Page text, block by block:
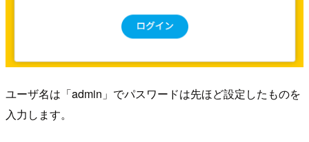
ユーザ名は「admin」でパスワードは先ほど設定したものを
入力します。